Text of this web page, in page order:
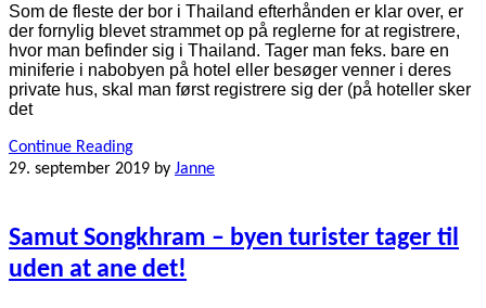
Som de fleste der bor i Thailand efterhånden er klar over, er
der fornylig blevet strammet op på reglerne for at registrere,
hvor man befinder sig i Thailand. Tager man feks. bare en
miniferie i nabobyen på hotel eller besøger venner i deres
private hus, skal man først registrere sig der (på hoteller sker
det
Continue Reading
29. september 2019 by Janne
Samut Songkhram – byen turister tager til
uden at ane det!